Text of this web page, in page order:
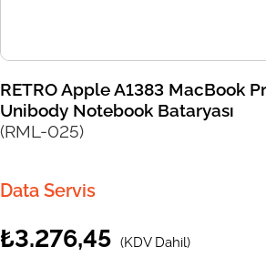
RETRO Apple A1383 MacBook
Unibody Notebook Bataryası
(RML-025)
Data Servis
₺3.276,45 (KDV Dahil)